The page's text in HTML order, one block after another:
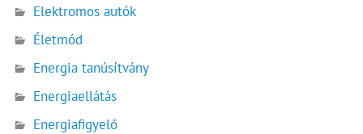
Elektromos autók
Életmód
Energia tanúsítvány
Energiaellátás
Energiafigyelő